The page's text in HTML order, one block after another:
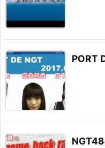
PORT